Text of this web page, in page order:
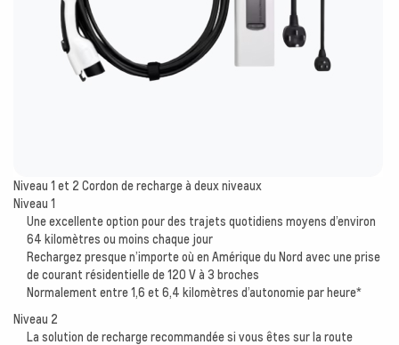
Niveau 1 et 2 Cordon de recharge à deux niveaux
Niveau 1
Une excellente option pour des trajets quotidiens moyens d’environ
64 kilomètres ou moins chaque jour
Rechargez presque n’importe où en Amérique du Nord avec une prise
de courant résidentielle de 120 V à 3 broches
Normalement entre 1,6 et 6,4 kilomètres d’autonomie par heure*
Niveau 2
La solution de recharge recommandée si vous êtes sur la route